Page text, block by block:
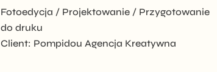
Fotoedycja Projektowanie
Przygotowanie
do druku
Client: Pompidou Agencja Kreatywna